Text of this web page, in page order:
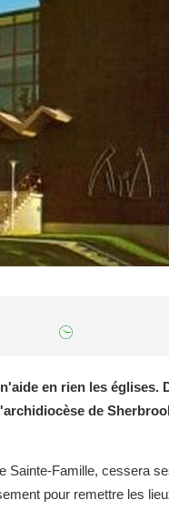
en rien les églises.
de
Sainte-Famille, cessera
pour remettre les